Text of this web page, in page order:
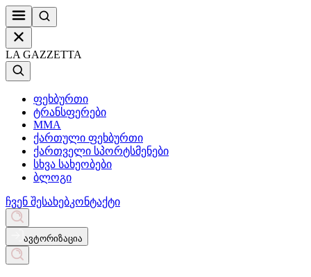
LA GAZZETTA
ფეხბურთი
ტრანსფერები
MMA
ქართული ფეხბურთი
ქართველი სპორტსმენები
სხვა სახეობები
ბლოგი
ჩვენ შესახებკონტაქტი
ავტორიზაცია